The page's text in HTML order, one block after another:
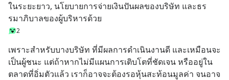
ในระยะยาว, นโยบายการจ่ายเงินปันผลของบริษัท และธร
รมาภิบาลของผู้บริหารด้วย
2
เพราะสำหรับบางบริษัท ที่มีผลการดำเนินงานดี และเหมือนจะ
เป็นผู้ชนะ แต่ถ้าหากไม่มีแผนการเติบโตที่ชัดเจน หรืออยู่ใน
ตลาดที่อิ่มตัวแล้ว เราก็อาจจะต้องรอหุ้นสะท้อนมูลค่า จนอาจ